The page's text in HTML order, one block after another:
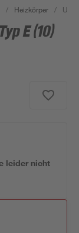
/ Heizkörper /
E (10)
leider nicht